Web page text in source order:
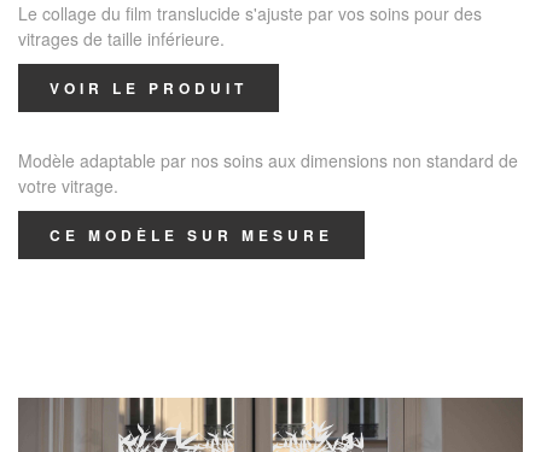
Le collage du film translucide s'ajuste par vos soins pour des
vitrages de taille inférieure.
VOIR LE PRODUIT
Modèle adaptable par nos soins aux dimensions non standard de
votre vitrage.
CE MODÈLE SUR MESURE